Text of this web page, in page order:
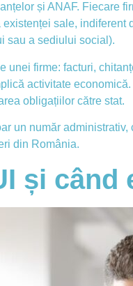
și ANAF. Fiecare
sale, indiferent
sau a sediului social).
unei firme: facturi,
activitate
obligațiilor către stat.
un număr administrativ,
din România.
și când